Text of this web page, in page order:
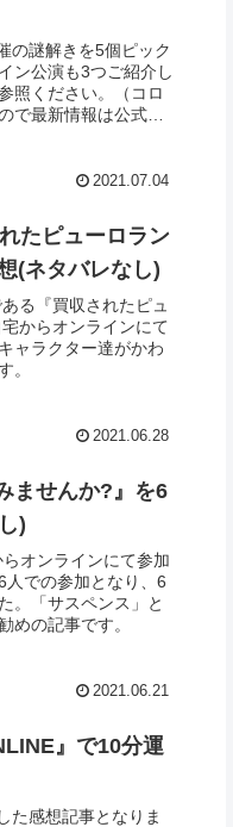
の謎解きを5個ピック
ン公演も3つご紹介し
照ください。（コロ
で最新情報は公式ペ
2021.07.04
たピューロラン
(ネタバレなし)
る『買収されたピュ
からオンラインにて
ャラクター達がかわ
。
2021.06.28
ませんか?』を6
)
オンラインにて参加
人での参加となり、6
。「サスペンス」と
めの記事です。
2021.06.21
』で10分運
た感想記事となりま